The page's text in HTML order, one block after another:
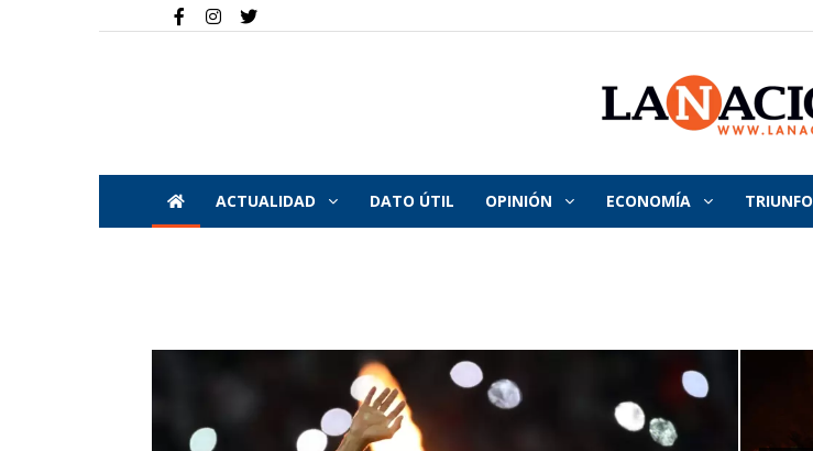
La
Nación
ACTUALIDAD DATO ÚTIL OPINIÓN ECONOMÍA TRIUNFO